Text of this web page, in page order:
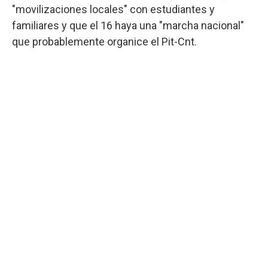
"movilizaciones locales" con estudiantes y
familiares y que el 16 haya una "marcha nacional"
que probablemente organice el Pit-Cnt.